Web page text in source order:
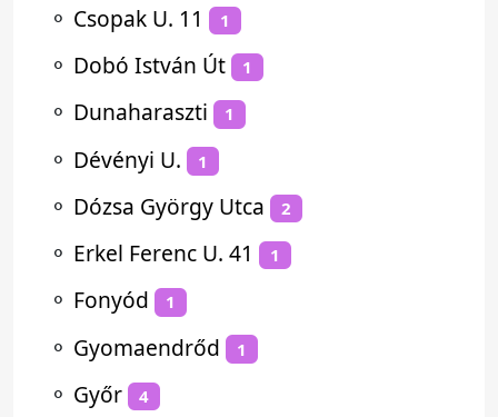
⚬ Csopak U. 11 1
⚬ Dobó István Út 1
⚬ Dunaharaszti 1
⚬ Dévényi U. 1
⚬ Dózsa György Utca 2
⚬ Erkel Ferenc U. 41 1
⚬ Fonyód 1
⚬ Gyomaendrőd 1
⚬ Győr 4